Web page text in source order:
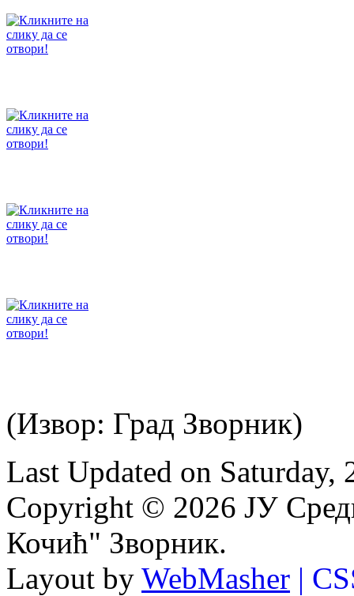
(Извор: Град Зворник)
Last Updated on
Copyright © 2026 ЈУ
Кочић" Зворник.
Layout by WebMasher |